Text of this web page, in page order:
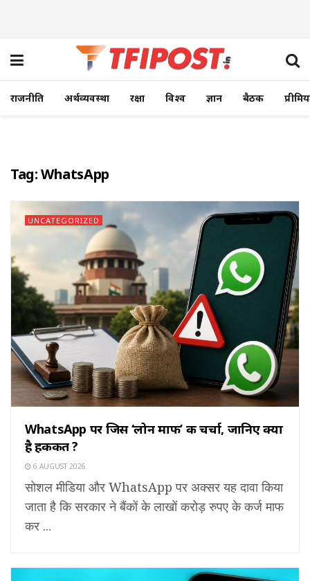
राजनीति अर्थव्यवस्था रक्षा विश्व ज्ञान बैठक
Tag:WhatsApp
UNCATEGORIZED
WhatsApp पर जिस ‘लोन माफी’ की चर्चा, जानिए क्या
है हकीकत ?
6 AUGUST 2026
सोशल मीडिया और WhatsApp पर अक्सर यह दावा किया
जाता है कि सरकार ने बैंकों के लाखों करोड़ रुपए के कर्ज माफ
कर ...